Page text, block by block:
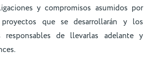
y compromisos asumidos por
que se desarrollarán y los
de llevarlas adelante y